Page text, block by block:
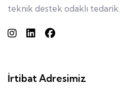
teknik destek odaklı tedarik.
İrtibat Adresimiz